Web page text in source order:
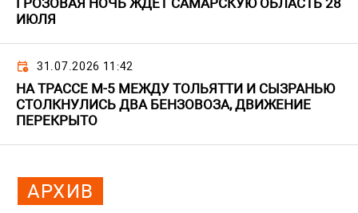
ГРОЗОВАЯ НОЧЬ ЖДЕТ САМАРСКУЮ ОБЛАСТЬ 28
ИЮЛЯ
31.07.2026 11:42
НА ТРАССЕ М-5 МЕЖДУ ТОЛЬЯТТИ И СЫЗРАНЬЮ
СТОЛКНУЛИСЬ ДВА БЕНЗОВОЗА, ДВИЖЕНИЕ
ПЕРЕКРЫТО
АРХИВ